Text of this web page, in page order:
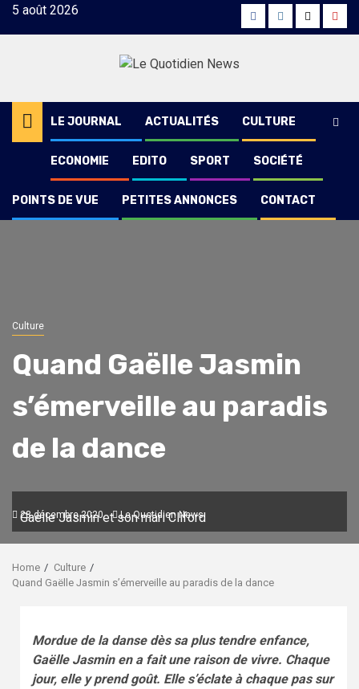
Skip5 août 2026 FacebookInstagram
Twitter
LE JOURNAL ACTUALITÉS CULTURE
ECONOMIE EDITO SPORT SOCIÉTÉ
POINTS DE VUE PETITES ANNONCES CONTACT
Culture
Quand Gaëlle Jasmin
s’émerveille au paradis
de la dance
28 décembre 2020 Le Quotidien News
Gaëlle Jasmin et son mari Cliford
Home
Culture
Quand Gaëlle Jasmin s’émerveille au paradis de la dance
Mordue de la danse dès sa plus tendre enfance,
Gaëlle Jasmin en a fait une raison de vivre. Chaque
jour, elle y prend goût. Elle s’éclate à chaque pas sur